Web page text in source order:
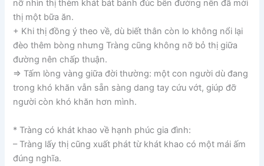
nỡ nhìn thị thèm khát bát bánh đúc bên đường nên đã mời
thị một bữa ăn.
+ Khi thị đồng ý theo về, dù biết thân còn lo không nổi lại
đèo thêm bòng nhưng Tràng cũng không nỡ bỏ thị giữa
đường nên chấp thuận.
=> Tấm lòng vàng giữa đời thường: một con người dù đang
trong khó khăn vẫn sẵn sàng dang tay cứu vớt, giúp đỡ
người còn khó khăn hơn mình.
* Tràng có khát khao về hạnh phúc gia đình:
– Tràng lấy thị cũng xuất phát từ khát khao có một mái ấm
đúng nghĩa.